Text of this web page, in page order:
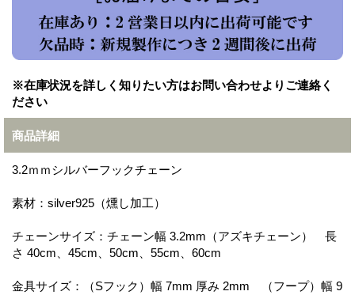
※在庫状況を詳しく知りたい方はお問い合わせよりご連絡く
ださい
商品詳細
3.2ｍｍシルバーフックチェーン
素材：silver925（燻し加工）
チェーンサイズ：チェーン幅 3.2mm（アズキチェーン） 長
さ 40cm、45cm、50cm、55cm、60cm
金具サイズ：（Sフック）幅 7mm 厚み 2mm （フープ）幅 9